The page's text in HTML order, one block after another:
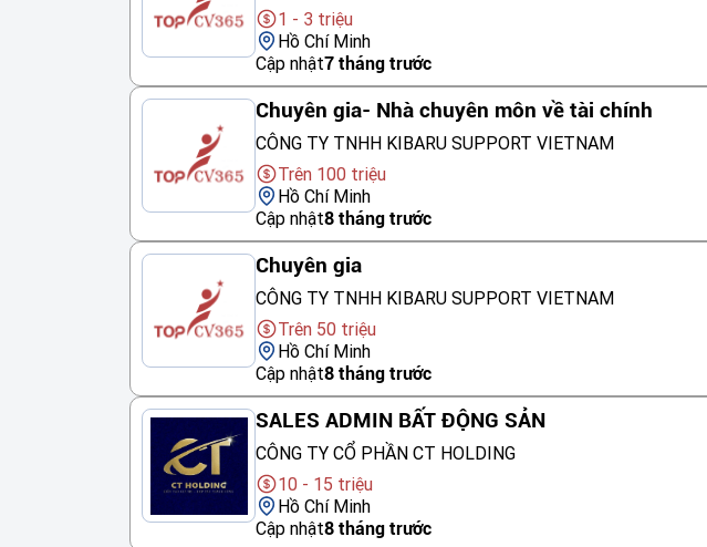
1 - 3 triệu
Hồ Chí Minh
Cập nhật7 tháng trước
Chuyên gia- Nhà chuyên môn về tài chính
CÔNG TY TNHH KIBARU SUPPORT VIETNAM
Trên 100 triệu
Hồ Chí Minh
Cập nhật8 tháng trước
Chuyên gia
CÔNG TY TNHH KIBARU SUPPORT VIETNAM
Trên 50 triệu
Hồ Chí Minh
Cập nhật8 tháng trước
SALES ADMIN BẤT ĐỘNG SẢN
CÔNG TY CỔ PHẦN CT HOLDING
10 - 15 triệu
Hồ Chí Minh
Cập nhật8 tháng trước